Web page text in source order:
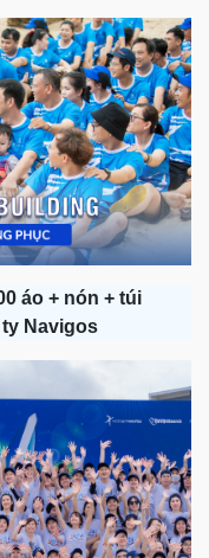
áo + nón + túi
Navigos